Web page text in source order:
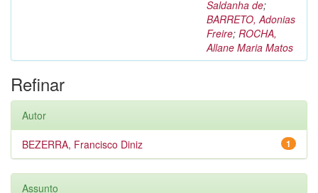
Saldanha de;
BARRETO, Adonias
Freire; ROCHA,
Allane Maria Matos
Refinar
Autor
1
BEZERRA, Francisco Diniz
Assunto